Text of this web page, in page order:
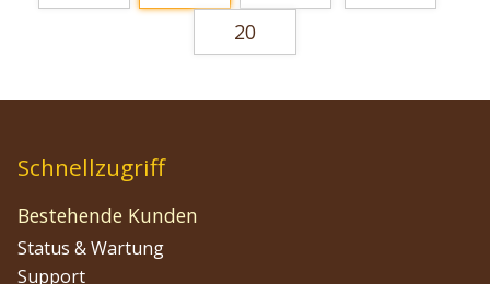
20
Schnellzugriff
Bestehende Kunden
Status & Wartung
Support